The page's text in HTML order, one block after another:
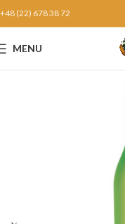
+48 (22) 678 38 72
MENU